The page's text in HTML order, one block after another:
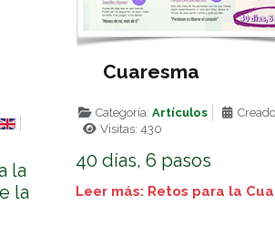
la
la
Cuaresma
Categoría: Artículos
Visitas: 430
40 días, 6 pasos
Leer más: Retos para la